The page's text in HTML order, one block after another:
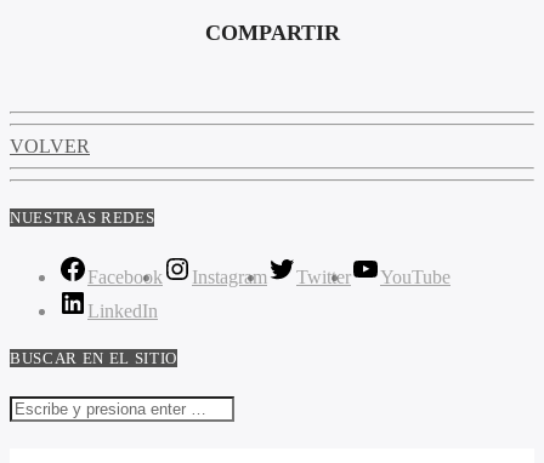
COMPARTIR
VOLVER
NUESTRAS REDES
Facebook Instagram Twitter
YouTube
LinkedIn
BUSCAR EN EL SITIO